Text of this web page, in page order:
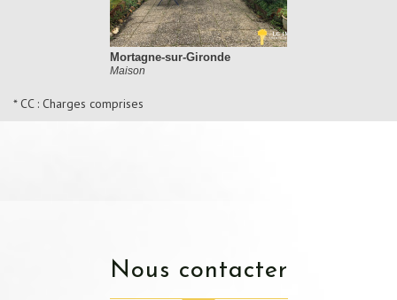
Mortagne-sur-Gironde
Maison
* CC : Charges comprises
nous contacter